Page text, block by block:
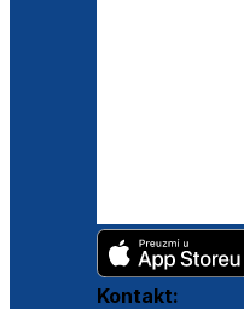
Kontakt: